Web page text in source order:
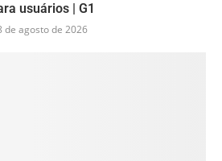
usuários | G1
de agosto de 2026